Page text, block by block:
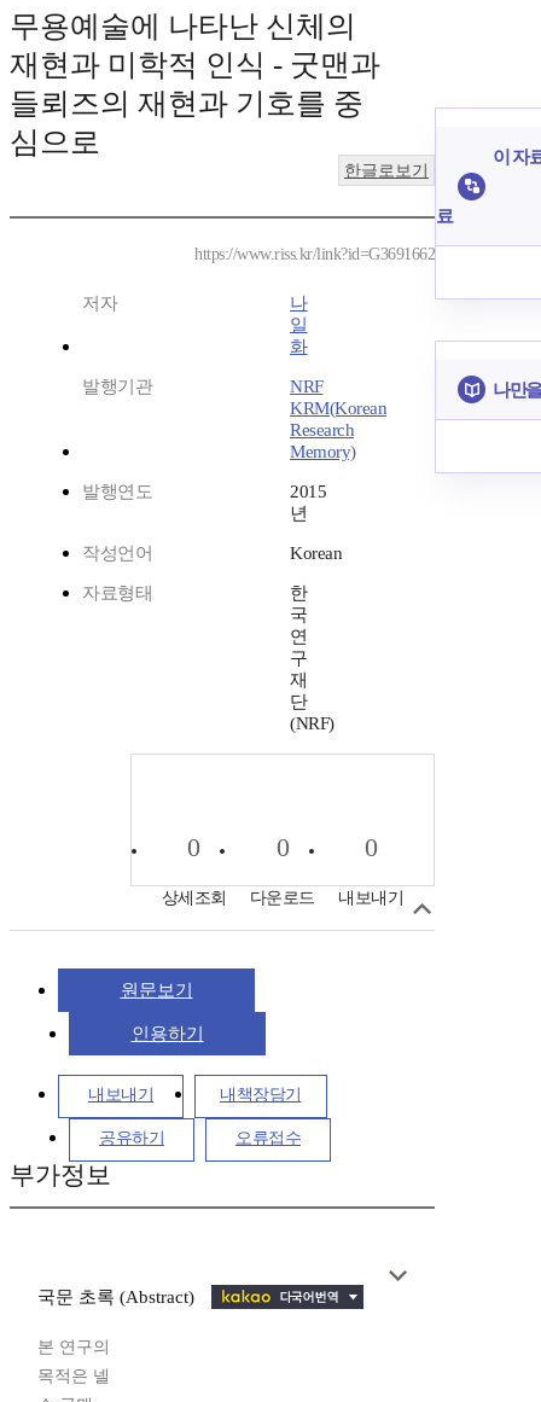
무용예술에 나타난 신체의
재현과 미학적 인식 - 굿맨과
들뢰즈의 재현과 기호를 중
심으로
한글로보기
https://www.riss.kr/link?id=G3691662
저자
나
일
화
발행기관
NRF
KRM(Korean
Research
Memory)
발행연도
2015
년
작성언어 Korean
자료형태
한
국
연
구
재
단
(NRF)
0
상세조회
0
다운로드
0
내보내기
원문보기
인용하기
내보내기 내책장담기
공유하기 오류접수
부가정보
국문 초록 (Abstract)
본 연구의
목적은 넬
이 자
료
나만